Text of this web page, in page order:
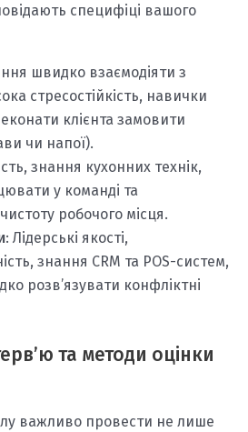
специфіці вашого
швидко взаємодіяти з
стресостійкість, навички
клієнта замовити
чи напої).
знання кухонних технік,
у команді та
робочого місця.
: Лідерські якості,
знання CRM та POS-систем,
розв’язувати конфліктні
та методи оцінки
важливо провести не лише